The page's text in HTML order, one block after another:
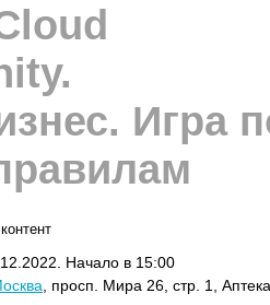
Игра
контент
Начало в 15:00
, просп. Мира 26, стр. 1,